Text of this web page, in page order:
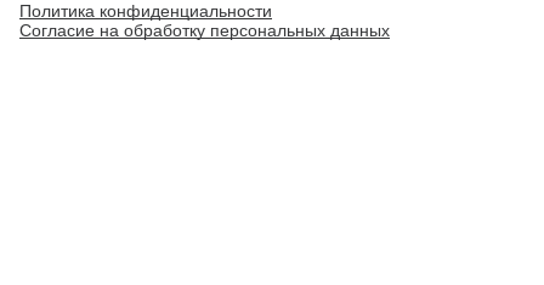
Политика конфиденциальности
Согласие на обработку персональных данных